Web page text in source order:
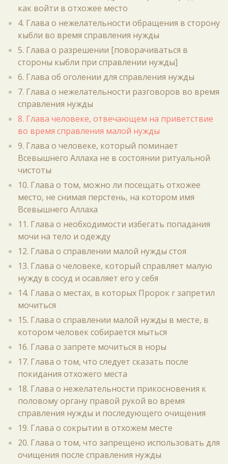
как войти в отхожее место
4. Глава о нежелательности обращения в сторону
кыбли во время справления нужды
5. Глава о разрешении [поворачиваться в
стороны кыбли при справлении нужды]
6. Глава об оголении для справления нужды
7. Глава о нежелательности разговоров во время
справления нужды
8. Глава человеке, отвечающем на приветствие
во время справления малой нужды
9. Глава о человеке, который поминает
Всевышнего Аллаха не в состоянии ритуальной
чистоты
10. Глава о том, можно ли посещать отхожее
место, не снимая перстень, на котором имя
Всевышнего Аллаха
11. Глава о необходимости избегать попадания
мочи на тело и одежду
12. Глава о справлении малой нужды стоя
13. Глава о человеке, который справляет малую
нужду в сосуд и осавляет его у себя
14. Глава о местах, в которых Пророк r запретил
мочиться
15. Глава о справлении малой нужды в месте, в
котором человек собирается мыться
16. Глава о запрете мочиться в норы
17. Глава о том, что следует сказать после
покидания отхожего места
18. Глава о нежелательности прикосновения к
половому органу правой рукой во время
справления нужды и последующего очищения
19. Глава о сокрытии в отхожем месте
20. Глава о том, что запрещено использовать для
очищения после справления нужды